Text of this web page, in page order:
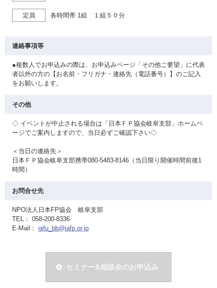
定員 各時間帯 1組 １組５０分
連絡事項等
●複数人でお申込みの際は、お申込みページ「その他ご要望」に代表
者以外の方の【お名前・フリガナ・連絡先（電話番号）】のご記入
をお願いします。
その他
◇ イベントが中止される場合は「日本ＦＰ協会岐阜支部」ホームペ
ージでご案内しますので、当日必ずご確認下さい◇
＜当日の連絡先＞
日本ＦＰ協会岐阜支部携帯080-5483-8146（当日限り開催時間前後1
時間）
お問合せ先
NPO法人日本FP協会 岐阜支部
TEL： 058-200-8336
E-Mail： gifu_bb@jafp.or.jp
セミナー&相談会のお申込み